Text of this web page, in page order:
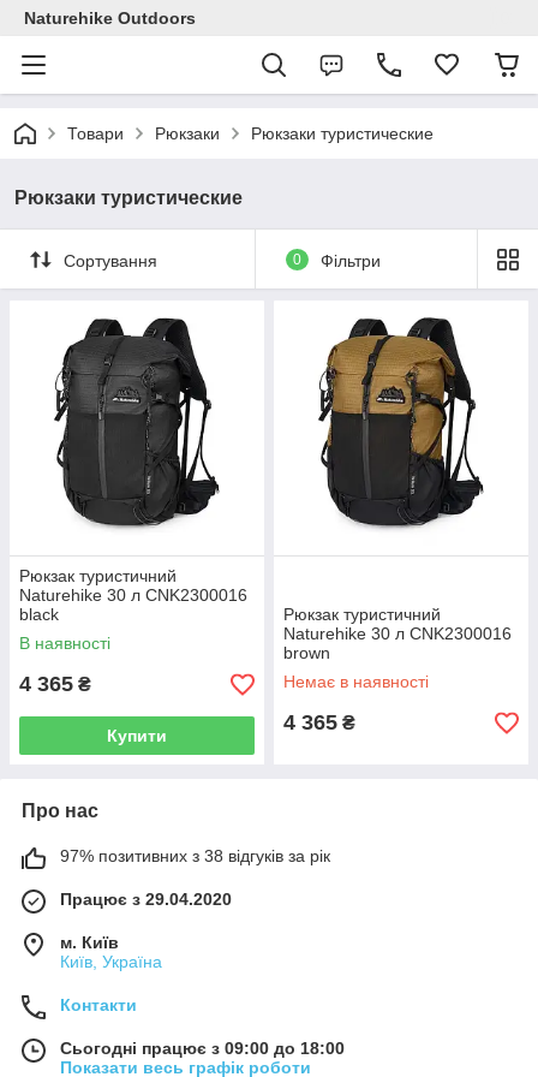
Naturehike Outdoors
Товари Рюкзаки Рюкзаки туристические
Рюкзаки туристические
Сортування 0 Фільтри
Рюкзак туристичний
Naturehike 30 л CNK2300016
black
В наявності
4 365 ₴
Купити
Рюкзак туристичний
Naturehike 30 л CNK2300016
brown
Немає в наявності
4 365 ₴
Про нас
97% позитивних з 38 відгуків за рік
Працює з 29.04.2020
м. Київ
Київ, Україна
Контакти
Сьогодні працює з 09:00 до 18:00
Показати весь графік роботи